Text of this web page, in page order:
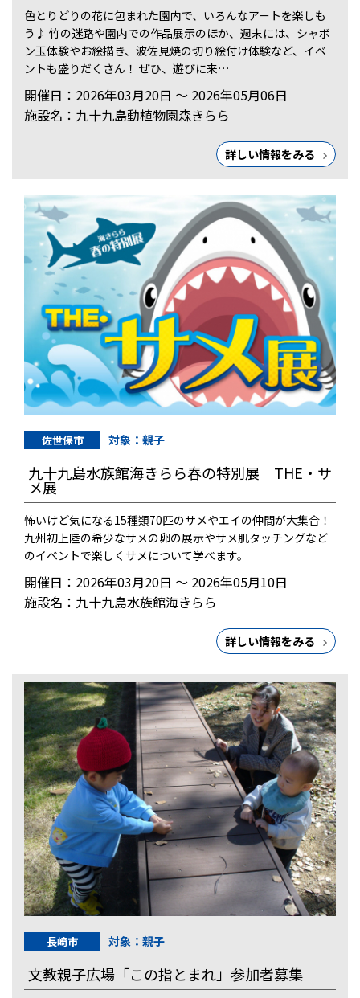
色とりどりの花に包まれた園内で、いろんなアートを楽しも
う♪ 竹の迷路や園内での作品展示のほか、週末には、シャボ
ン玉体験やお絵描き、波佐見焼の切り絵付け体験など、イベ
ントも盛りだくさん！ ぜひ、遊びに来…
開催日：2026年03月20日 ～ 2026年05月06日
施設名：九十九島動植物園森きらら
詳しい情報をみる
佐世保市 対象：親子
九十九島水族館海きらら春の特別展 THE・サ
メ展
怖いけど気になる15種類70匹のサメやエイの仲間が大集合！
九州初上陸の希少なサメの卵の展示やサメ肌タッチングなど
のイベントで楽しくサメについて学べます。
開催日：2026年03月20日 ～ 2026年05月10日
施設名：九十九島水族館海きらら
詳しい情報をみる
長崎市 対象：親子
文教親子広場「この指とまれ」参加者募集